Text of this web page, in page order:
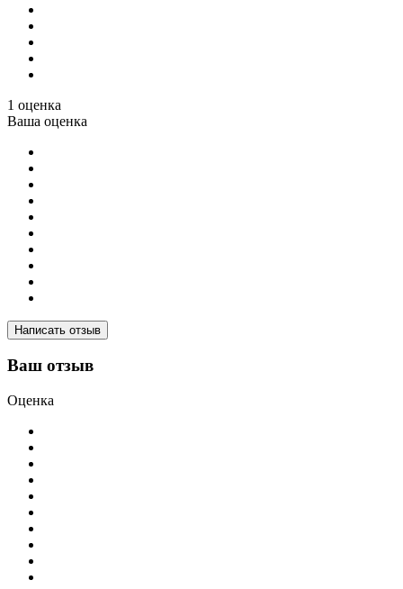
1 оценка
Ваша оценка
Написать отзыв
Ваш отзыв
Оценка